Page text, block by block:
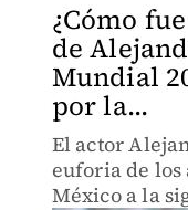
¿Cómo
de
Mundial
por la...
El actor
euforia de los
México a la